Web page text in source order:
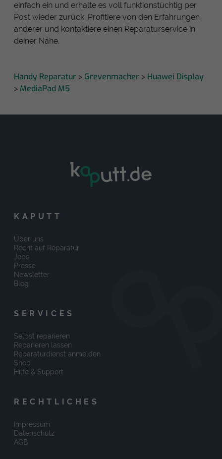
einfach ein und erhalte es voll funktionstüchtig per
Post wieder zurück. Profitiere von den Erfahrungen
anderer und kontaktiere einen Reparaturservice in
deiner Nähe.
Handy Reparatur > Grevenmacher > Huawei Display
> MediaPad M5
KAPUTT
Über uns
Recht auf Reparatur
Jobs
Presse
Newsletter
Blog
SERVICES
Selbst reparieren
Reparieren lassen
Reparaturdienst anmelden
Shop
Hilfe & Support
RECHTLICHES
Impressum
Datenschutz
AGB